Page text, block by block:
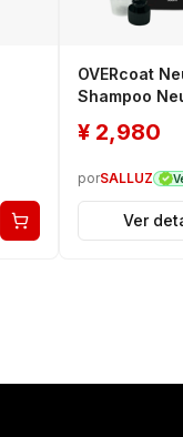
OVERcoat
Shampoo
¥ 2,980
porSALLUZ
Ver